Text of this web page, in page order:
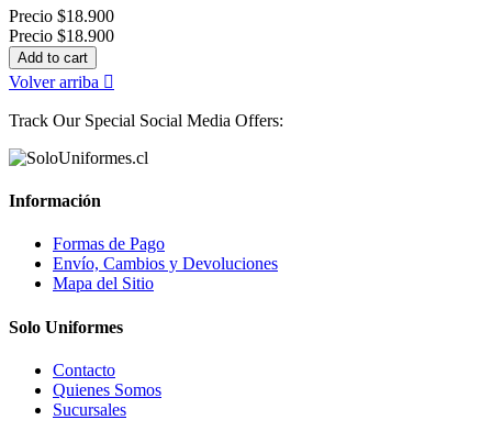
Precio $18.900
Precio $18.900
Add to cart
Volver arriba 
Track Our Special Social Media Offers:
Información
Formas de Pago
Envío, Cambios y Devoluciones
Mapa del Sitio
Solo Uniformes
Contacto
Quienes Somos
Sucursales